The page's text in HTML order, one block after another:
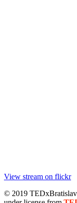
View stream on flickr
© 2019